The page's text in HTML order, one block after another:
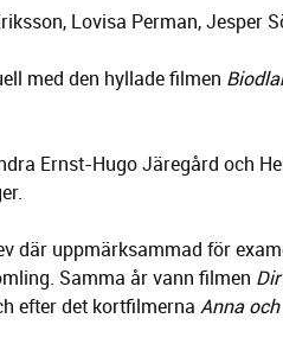
Lovisa Perman, Jesper
med den hyllade filmen
Ernst-Hugo Järegård och
där uppmärksammad för
Samma år vann filmen
efter det kortfilmerna Anna